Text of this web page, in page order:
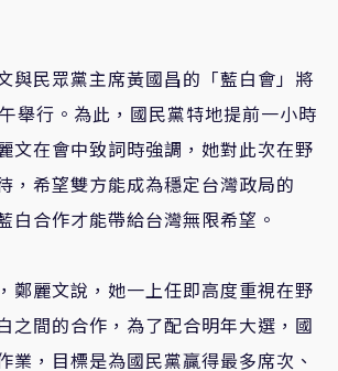
與民眾黨主席黃國昌的「藍白會」將
舉行。為此，國民黨特地提前一小時
文在會中致詞時強調，她對此次在野
，希望雙方能成為穩定台灣政局的
白合作才能帶給台灣無限希望。
鄭麗文說，她一上任即高度重視在野
之間的合作，為了配合明年大選，國
業，目標是為國民黨贏得最多席次、